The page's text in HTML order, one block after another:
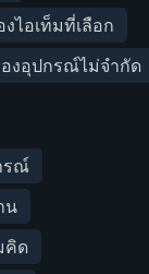
ไอเท็มที่เลือก
งอุปกรณ์ไม่จำกัด
รณ์
น
คิด